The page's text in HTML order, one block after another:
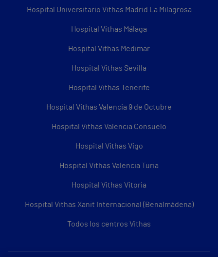
Hospital Universitario Vithas Madrid La Milagrosa
Hospital Vithas Málaga
Hospital Vithas Medimar
Hospital Vithas Sevilla
Hospital Vithas Tenerife
Hospital Vithas Valencia 9 de Octubre
Hospital Vithas Valencia Consuelo
Hospital Vithas Vigo
Hospital Vithas Valencia Turia
Hospital Vithas Vitoria
Hospital Vithas Xanit Internacional (Benalmádena)
Todos los centros Vithas